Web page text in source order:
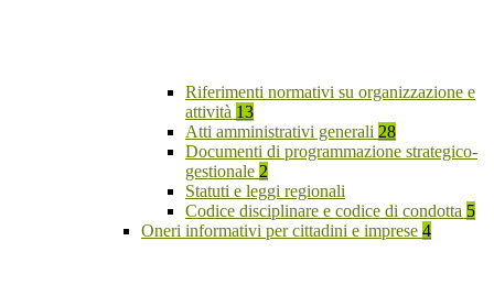
Riferimenti normativi su organizzazione e
attività 13
Atti amministrativi generali 28
Documenti di programmazione strategico-
gestionale 2
Statuti e leggi regionali
Codice disciplinare e codice di condotta 5
Oneri informativi per cittadini e imprese 4